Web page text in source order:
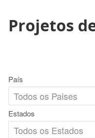
Projetos
País
Estados